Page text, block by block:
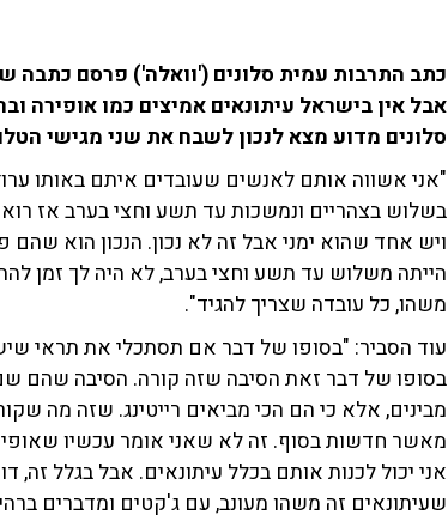
כתב התרבות עמית סלונים ('וואלה') פרסם כתבה
סלונים מדוע מצא לנכון לשבח את שני מגישי
"אני אשווה אותם לאנשים שעובדים איתם באותו
בשלוש בצהריים ונמשכות עד תשע וחצי בערב אז
ויש אחד שהוא ימני אבל זה לא נכון. הנכון הוא
הייתה משלוש עד תשע וחצי בערב, לא היה לך זמן
משהו, כל עובדה שצריך להגיד".
עוד הסביר: "בסופו של דבר אם תסתכלי את תראי
בסופו של דבר זאת הסיבה שזה קורה. הסיבה שהם
מבינים, אלא כי הם הכי מביאים רייטינג. שזה מה
מאשר חדשות בסוף. זה לא שאני אומר עכשיו
אני יכול לכנות אותם בכלל עיתונאים. אבל בגלל זה,
שעיתונאים זה משהו מעונב, עם ג'קטים ומדברים